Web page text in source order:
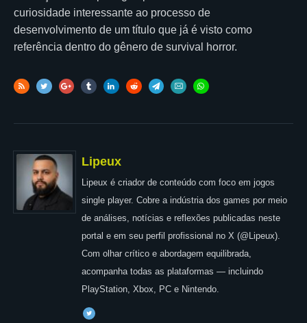
curiosidade interessante ao processo de
desenvolvimento de um título que já é visto como
referência dentro do gênero de survival horror.
Lipeux
Lipeux é criador de conteúdo com foco em jogos
single player. Cobre a indústria dos games por meio
de análises, notícias e reflexões publicadas neste
portal e em seu perfil profissional no X (@Lipeux).
Com olhar crítico e abordagem equilibrada,
acompanha todas as plataformas — incluindo
PlayStation, Xbox, PC e Nintendo.